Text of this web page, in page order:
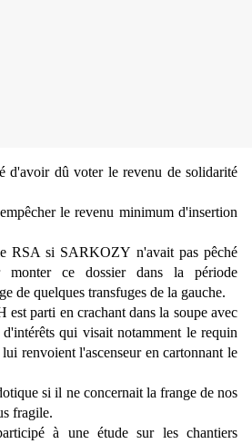
d'avoir dû voter le revenu de solidarité
le revenu minimum d'insertion
RSA si SARKOZY n'avait pas pêché
ce dossier dans la période
de quelques transfuges de la gauche.
parti en crachant dans la soupe avec
qui visait notamment le requin
renvoient l'ascenseur en cartonnant le
si il ne concernait la frange de nos
fragile.
à une étude sur les chantiers